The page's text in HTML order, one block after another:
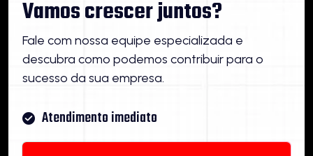
Vamos crescer juntos?
Fale com nossa equipe especializada e
descubra como podemos contribuir para o
sucesso da sua empresa.
Atendimento imediato